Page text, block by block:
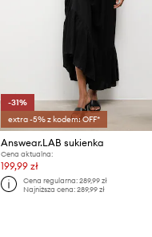
-31%
extra -5% z kodem: OFF*
Answear.LAB sukienka
Cena aktualna:
199,99 zł
Cena regularna: 289,99 zł
Najniższa cena: 289,99 zł